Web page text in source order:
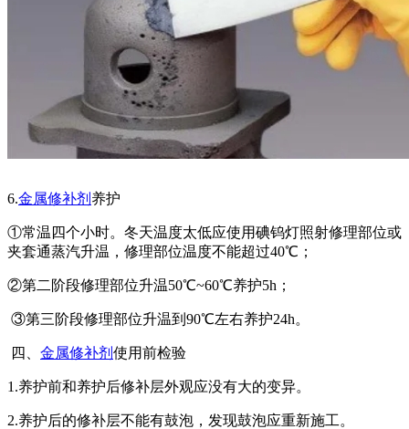
6.金属修补剂 养护
①常温四个小时。冬天温度太低应使用碘钨灯照射修理部位或
夹套通蒸汽升温，修理部位温度不能超过40℃；
②第二阶段修理部位升温50℃~60℃养护5h；
③第三阶段修理部位升温到90℃左右养护24h。
四、 金属修补剂 使用前检验
1.养护前和养护后修补层外观应没有大的变异。
2.养护后的修补层不能有鼓泡，发现鼓泡应重新施工。